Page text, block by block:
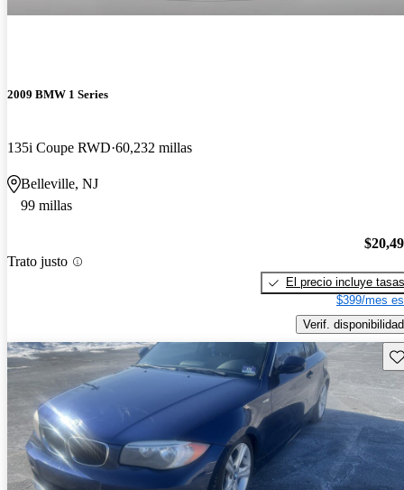
2009 BMW 1 Series
135i Coupe RWD 60,232 millas
Belleville, NJ
99 millas
Trato justo
El precio incluye tasas
$399/mes
Verif. disponibilidad